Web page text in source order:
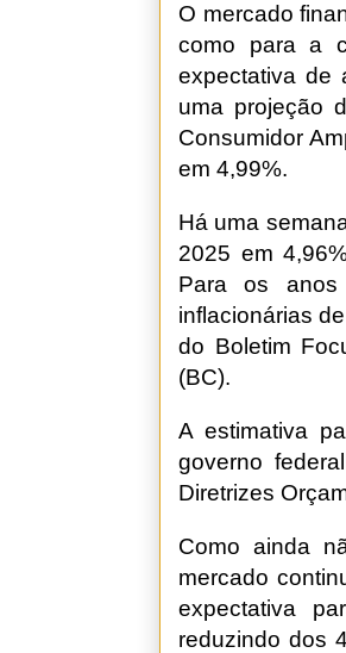
O mercado
como para a
expectativa de
uma projeção
Consumidor
em 4,99%.
Há uma
2025 em
Para os anos
inflacionárias
do Boletim
(BC).
A estimativa
governo
Diretrizes
Como ainda
mercado
expectativa
reduzindo dos